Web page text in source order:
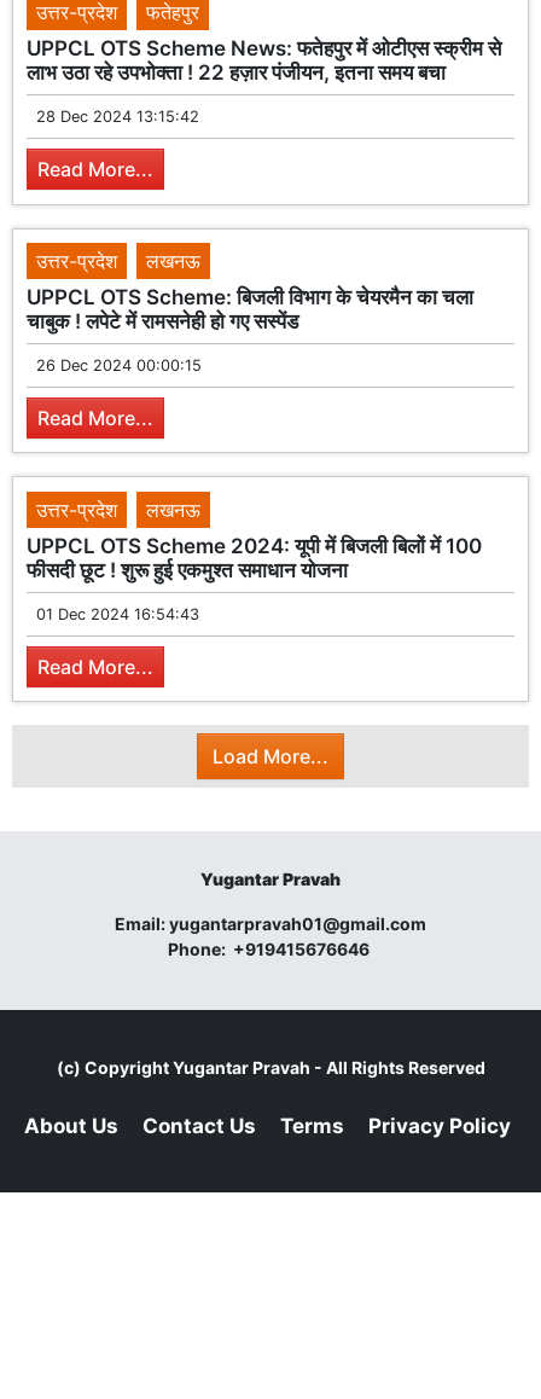
उत्तर-प्रदेश
फतेहपुर
UPPCL OTS Scheme News: फतेहपुर में ओटीएस स्क्रीम से
लाभ उठा रहे उपभोक्ता ! 22 हज़ार पंजीयन, इतना समय बचा
28 Dec 2024 13:15:42
Read More...
उत्तर-प्रदेश
लखनऊ
UPPCL OTS Scheme: बिजली विभाग के चेयरमैन का चला
चाबुक ! लपेटे में रामसनेही हो गए सस्पेंड
26 Dec 2024 00:00:15
Read More...
उत्तर-प्रदेश
लखनऊ
UPPCL OTS Scheme 2024: यूपी में बिजली बिलों में 100
फीसदी छूट ! शुरू हुई एकमुश्त समाधान योजना
01 Dec 2024 16:54:43
Read More...
Load More...
Yugantar Pravah
Email:yugantarpravah01@gmail.com
Phone: +919415676646
(c) CopyrightYugantar Pravah - All Rights Reserved
About Us Contact Us Terms Privacy Policy